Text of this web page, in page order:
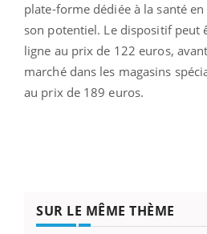
plate-forme dédiée à la santé
son potentiel. Le dispositif peut
ligne au prix de 122 euros,
marché dans les magasins
au prix de 189 euros.
SUR LE MÊME THÈME